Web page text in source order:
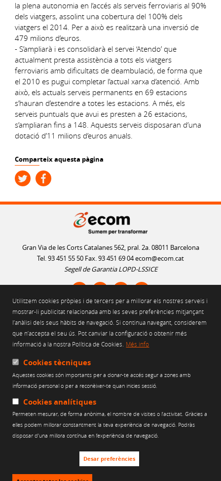
Utilitzem cookies pròpies i de tercers per a millorar els nostres serveis i
mostrar-li publicitat relacionada amb les seves preferències mitjançant
l’anàlisi dels seus hàbits de navegació. Si continua navegant, considerem
que n’accepta el seu ús. Pot canviar la configuració o obtenir més
informació a la nostra Política de Cookies. Més info
Cookies tècniques
Aquestes cookies són importants per a donar-te accés segur a zones amb
informació personal o per a reconèixer-te quan inicies sessió.
Cookies analítiques
Permeten mesurar, de forma anònima, el nombre de visites o l’activitat. Gràcies a
elles podem millorar constantment la teva experiència de navegació. Podràs
disposar d’una millora contínua en l’experiència de navegació.
Desar preferències
la plena autonomia en l’accés als serveis ferroviaris al 90%
dels viatgers, assolint una cobertura del 100% dels
viatgers el 2014. Per a això es realitzarà una inversió de
479 milions d’euros.
- S’ampliarà i es consolidarà el servei ‘Atendo’ que
actualment presta assistència a tots els viatgers
ferroviaris amb dificultats de deambulació, de forma que
el 2010 es pugui completar l’actual xarxa d’atenció. Amb
això, els actuals serveis permanents en 69 estacions
s’hauran d’estendre a totes les estacions. A més, els
serveis puntuals que avui es presten a 26 estacions,
s’ampliaran fins a 148. Aquests serveis disposaran d’una
dotació d’11 milions d’euros anuals.
Comparteix aquesta pàgina
Gran Via de les Corts Catalanes 562, pral. 2a. 08011 Barcelona
Tel. 93 451 55 50 Fax. 93 451 69 04ecom@ecom.cat
Segell de Garantia LOPD-LSSICE
AVÍS LEGAL
POLÍTICA D'ÚS DE COOKIES
POLÍTICA DE PRIVACITAT
POLÍTICA DE XARXES SOCIALS
CANAL ÈTIC
Web finançat per:
Creu de Sant Jordi 2011